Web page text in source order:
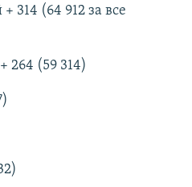
314 (64 912 за все
264 (59 314)